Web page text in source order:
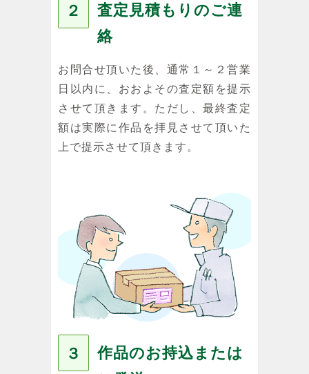
２
査定見積もりのご連
絡
お問合せ頂いた後、通常１～２営業
日以内に、おおよその査定額を提示
させて頂きます。ただし、最終査定
額は実際に作品を拝見させて頂いた
上で提示させて頂きます。
３
作品のお持込または